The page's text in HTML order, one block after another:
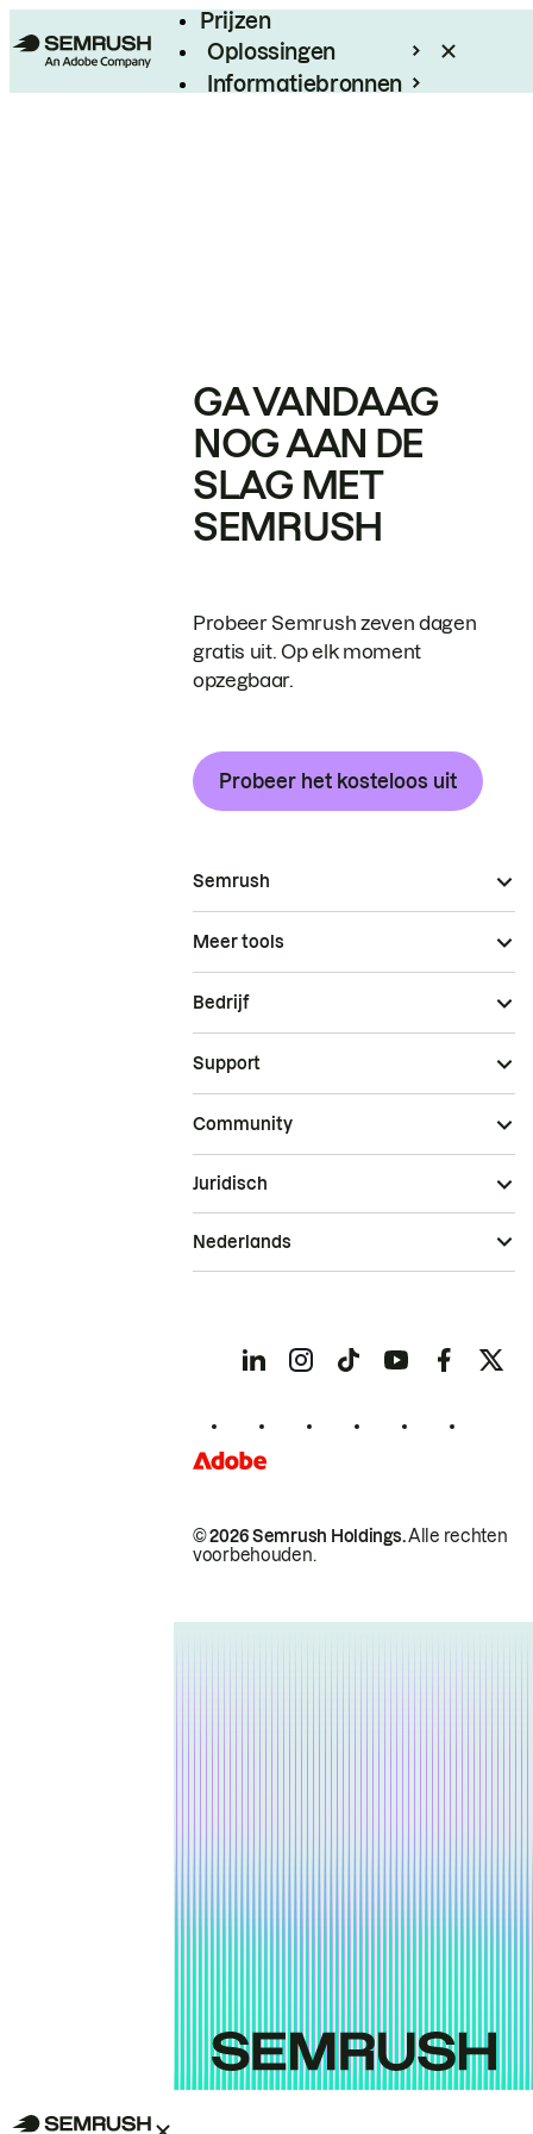
Prijzen
Oplossingen
Informatiebronnen
GA VANDAAG
NOG AAN DE
SLAG MET
SEMRUSH
Probeer Semrush zeven dagen
gratis uit. Op elk moment
opzegbaar.
Probeer het kosteloos uit
Semrush
Meer tools
Bedrijf
Support
Community
© 2026 Semrush Holdings.Alle rechten
voorbehouden.
Juridisch
Nederlands